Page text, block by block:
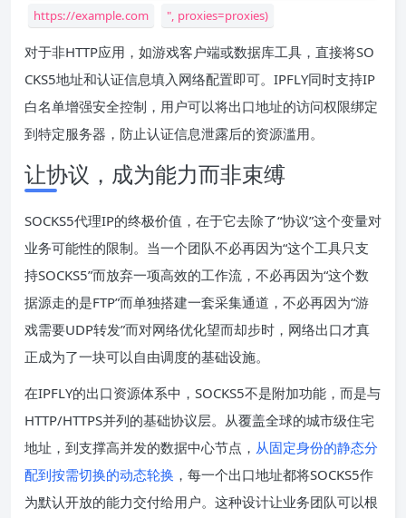
https://example.com
", proxies=proxies)
对于非HTTP应用，如游戏客户端或数据库工具，直接将SO
CKS5地址和认证信息填入网络配置即可。IPFLY同时支持IP
白名单增强安全控制，用户可以将出口地址的访问权限绑定
到特定服务器，防止认证信息泄露后的资源滥用。
让协议，成为能力而非束缚
SOCKS5代理IP的终极价值，在于它去除了“协议”这个变量对
业务可能性的限制。当一个团队不必再因为“这个工具只支
持SOCKS5”而放弃一项高效的工作流，不必再因为“这个数
据源走的是FTP”而单独搭建一套采集通道，不必再因为“游
戏需要UDP转发”而对网络优化望而却步时，网络出口才真
正成为了一块可以自由调度的基础设施。
在IPFLY的出口资源体系中，SOCKS5不是附加功能，而是与
HTTP/HTTPS并列的基础协议层。从覆盖全球的城市级住宅
地址，到支撑高并发的数据中心节点， 从固定身份的静态分
配到按需切换的动态轮换 ，每一个出口地址都将SOCKS5作
为默认开放的能力交付给用户。这种设计让业务团队可以根